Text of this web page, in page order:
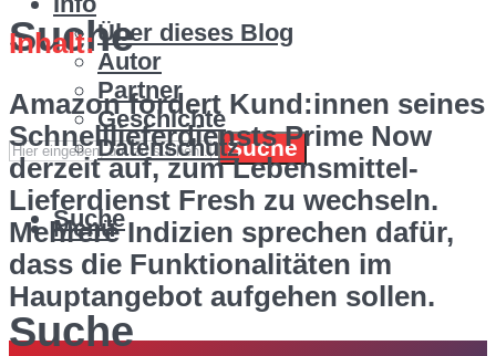
Suche
Suche
Menü
Über dieses Blog
Autor
Partner
Geschichte
Datenschutz
Suche
Suche
Inhalt:
Amazon fordert Kund:innen seines
Schnelllieferdiensts Prime Now
derzeit auf, zum Lebensmittel-
Lieferdienst Fresh zu wechseln.
Mehrere Indizien sprechen dafür,
dass die Funktionalitäten im
Hauptangebot aufgehen sollen.